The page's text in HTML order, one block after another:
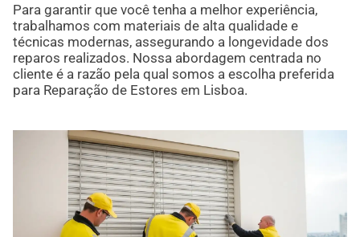
Para garantir que você tenha a melhor experiência,
trabalhamos com materiais de alta qualidade e
técnicas modernas, assegurando a longevidade dos
reparos realizados. Nossa abordagem centrada no
cliente é a razão pela qual somos a escolha preferida
para Reparação de Estores em Lisboa.